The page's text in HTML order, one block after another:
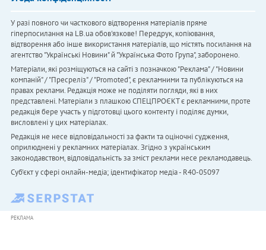
У разі повного чи часткового відтворення матеріалів пряме
гіперпосилання на LB.ua обов'язкове! Передрук, копіювання,
відтворення або інше використання матеріалів, що містять посилання на
агентство "Українськi Новини" й "Українська Фото Група", заборонено.
Матеріали, які розміщуються на сайті з позначкою "Реклама" / "Новини
компаній" / "Пресреліз" / "Promoted", є рекламними та публікуються на
правах реклами. Редакція може не поділяти погляди, які в них
представлені. Матеріали з плашкою СПЕЦПРОЄКТ є рекламними, проте
редакція бере участь у підготовці цього контенту і поділяє думки,
висловлені у цих матеріалах.
Редакція не несе відповідальності за факти та оціночні судження,
оприлюднені у рекламних матеріалах. Згідно з українським
законодавством, відповідальність за зміст реклами несе рекламодавець.
Cуб'єкт у сфері онлайн-медіа; ідентифікатор медіа - R40-05097
РЕКЛАМА